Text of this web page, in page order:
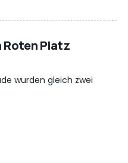
Roten Platz
wurden gleich zwei